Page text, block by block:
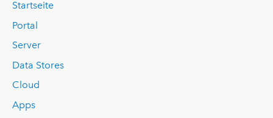
Startseite
Portal
Server
Data Stores
Cloud
Apps